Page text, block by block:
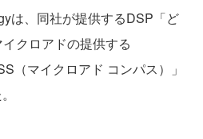
は、同社が提供するDSP「ど
クロアドの提供する
（マイクロアド コンパス）」